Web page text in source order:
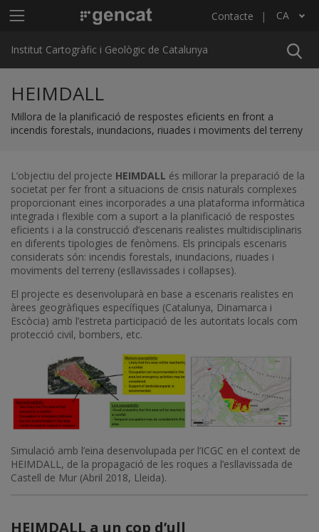
Menú principal ICGC Contacte CA
Llista les accions addicionals
Institut Cartogràfic i Geològic de Catalunya
HEIMDALL
Millora de la planificació de respostes eficients en front a
incendis forestals, inundacions, riuades i moviments del terreny
L’objectiu del projecte HEIMDALL és millorar la preparació de la
societat per fer front a situacions de crisis naturals complexes
proporcionant eines incorporades a una plataforma informàtica
integrada i flexible com a suport a la planificació de respostes
eficients i a la construcció d’escenaris realistes multidisciplinaris
en diferents tipologies de fenòmens. Els principals escenaris
considerats són: incendis forestals, inundacions, riuades i
moviments del terreny (esllavissades i col·lapses).
El projecte es desenvoluparà en base a escenaris realistes en
àrees geogràfiques específiques (Catalunya, Dinamarca i
Escòcia) amb l’estreta participació de les autoritats locals com
protecció civil, bombers, etc.
Simulació amb l’eina desenvolupada per l’ICGC en el context de
HEIMDALL, de la propagació de les roques a l’esllavissada de
Castell de Mur (Abril 2018, Lleida).
HEIMDALL a un cop d’ull